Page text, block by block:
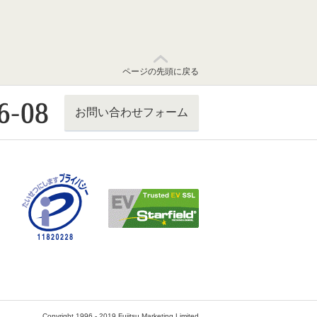
ページの先頭に戻る
お問い合わせフォーム